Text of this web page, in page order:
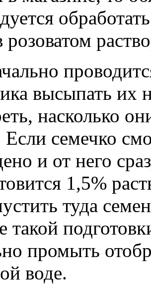
розоватом
высыпать их
насколько
Если семечко
и от него
1,5%
туда
такой
промыть
воде.